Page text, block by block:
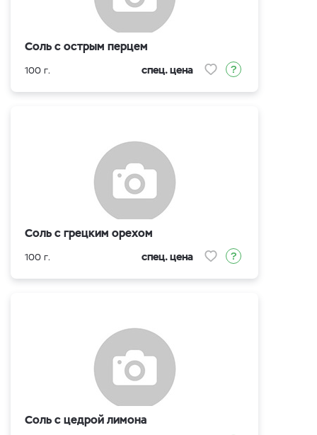
Соль с острым перцем
100 г. спец. цена
Соль с грецким орехом
100 г. спец. цена
Соль с цедрой лимона